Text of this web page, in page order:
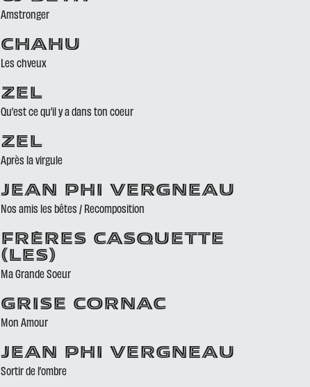
Amstronger
CHAHU
Les chveux
ZEL
Qu’est ce qu’il y a dans ton coeur
ZEL
Après la virgule
JEAN PHI VERGNEAU
Nos amis les bêtes / Recomposition
FRÈRES CASQUETTE
(LES)
Ma Grande Soeur
GRISE CORNAC
Mon Amour
JEAN PHI VERGNEAU
Sortir de l’ombre